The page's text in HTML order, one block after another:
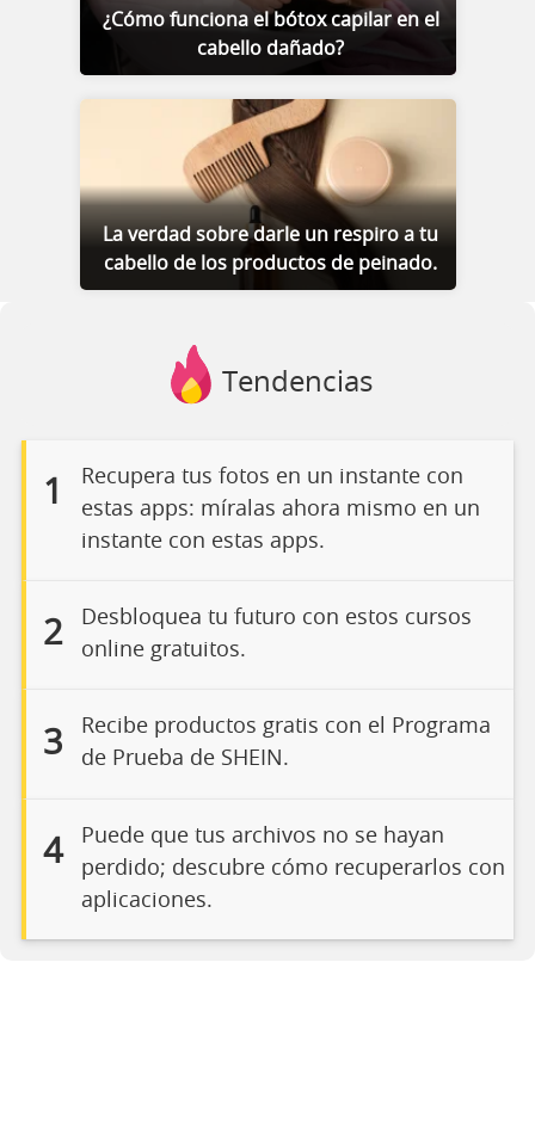
¿Cómo funciona el bótox capilar en el
cabello dañado?
La verdad sobre darle un respiro a tu
cabello de los productos de peinado.
Tendencias
1
Recupera tus fotos en un instante con
estas apps: míralas ahora mismo en un
instante con estas apps.
2
Desbloquea tu futuro con estos cursos
online gratuitos.
3
Recibe productos gratis con el Programa
de Prueba de SHEIN.
4
Puede que tus archivos no se hayan
perdido; descubre cómo recuperarlos con
aplicaciones.